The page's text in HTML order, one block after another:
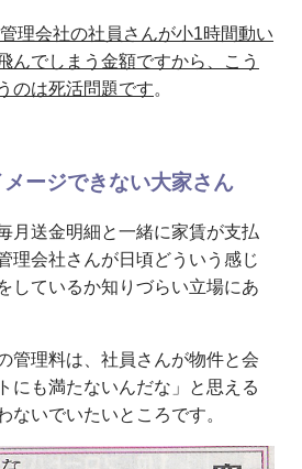
理会社の社員さんが小1時間動い
んでしまう金額ですから、こう
のは死活問題です。
ージできない大家さん
月送金明細と一緒に家賃が支払
理会社さんが日頃どういう感じ
しているか知りづらい立場にあ
管理料は、社員さんが物件と会
にも満たないんだな」と思える
ないでいたいところです。